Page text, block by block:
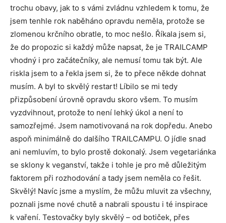
trochu obavy, jak to s vámi zvládnu vzhledem k tomu, že
jsem tenhle rok naběháno opravdu neměla, protože se
zlomenou krčního obratle, to moc nešlo. Říkala jsem si,
že do propozic si každý může napsat, že je TRAILCAMP
vhodný i pro začátečníky, ale nemusí tomu tak být. Ale
riskla jsem to a řekla jsem si, že to přece někde dohnat
musím. A byl to skvělý restart! Líbilo se mi tedy
přizpůsobení úrovně opravdu skoro všem. To musím
vyzdvihnout, protože to není lehký úkol a není to
samozřejmé. Jsem namotivovaná na rok dopředu. Anebo
aspoň minimálně do dalšího TRAILCAMPU. O jídle snad
ani nemluvím, to bylo prostě dokonalý. Jsem vegetariánka
se sklony k veganství, takže i tohle je pro mě důležitým
faktorem při rozhodování a tady jsem neměla co řešit.
Skvělý! Navíc jsme a myslím, že můžu mluvit za všechny,
poznali jsme nové chutě a nabrali spoustu i té inspirace
k vaření. Testovačky byly skvělý – od botiček, přes